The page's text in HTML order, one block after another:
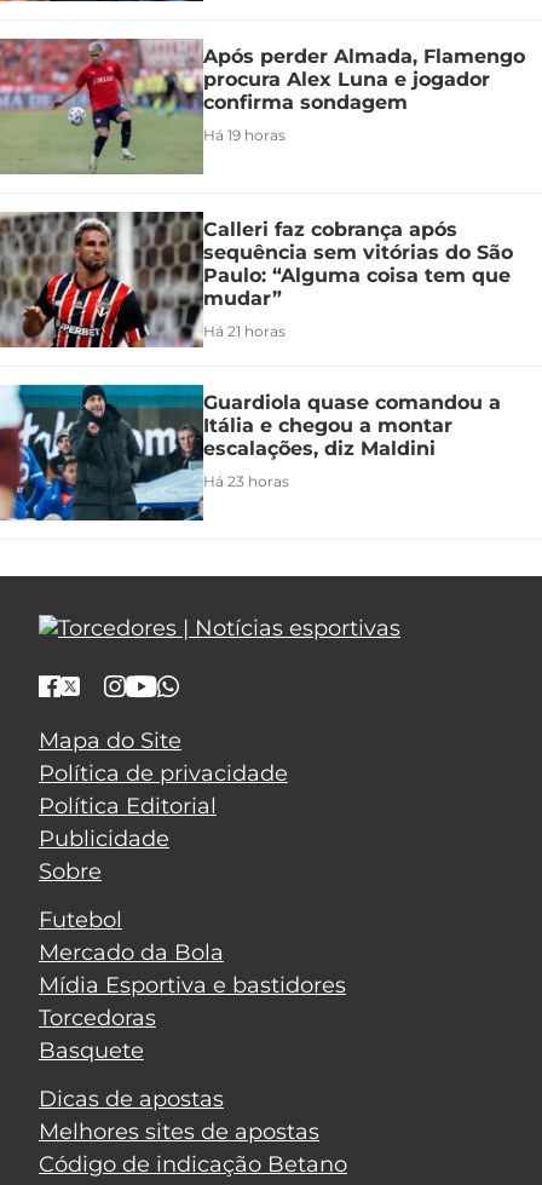
Após perder Almada, Flamengo
procura Alex Luna e jogador
confirma sondagem
Há 19 horas
Calleri faz cobrança após
sequência sem vitórias do São
Paulo: “Alguma coisa tem que
mudar”
Há 21 horas
Guardiola quase comandou a
Itália e chegou a montar
escalações, diz Maldini
Há 23 horas
Mapa do Site
Política de privacidade
Política Editorial
Publicidade
Sobre
Futebol
Mercado da Bola
Mídia Esportiva e bastidores
Torcedoras
Basquete
Dicas de apostas
Melhores sites de apostas
Código de indicação Betano